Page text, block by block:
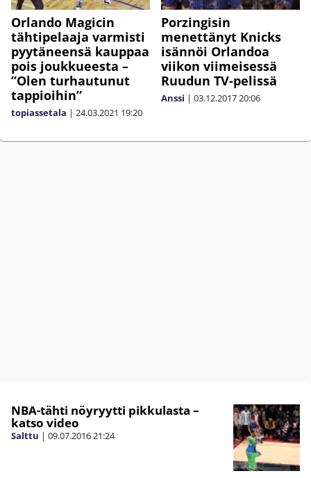
Orlando Magicin
tähtipelaaja varmisti
pyytäneensä kauppaa
pois joukkueesta –
”Olen turhautunut
tappioihin”
topiassetala | 24.03.2021 19:20
Porzingisin
menettänyt Knicks
isännöi Orlandoa
viikon viimeisessä
Ruudun TV-pelissä
Anssi | 03.12.201720:06
NBA-tähti nöyryytti pikkulasta –
katso video
Salttu | 09.07.201621:24